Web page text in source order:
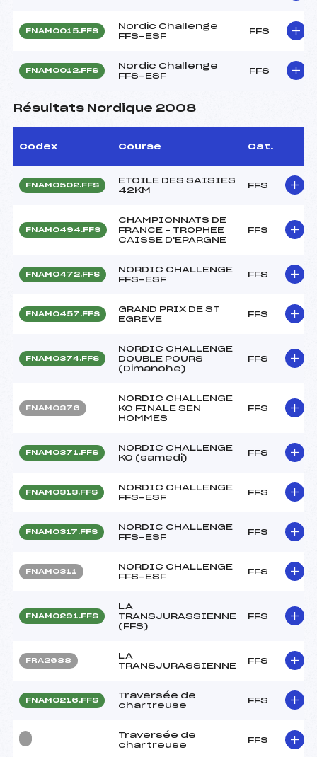
FNAM0015.FFS
Nordic Challenge
FFS-ESF
FFS
FNAM0012.FFS
Nordic Challenge
FFS-ESF
FFS
Résultats Nordique 2008
Codex Course Cat.
FNAM0502.FFS
ETOILE DES SAISIES
42KM
FFS
FNAM0494.FFS
CHAMPIONNATS DE
FRANCE – TROPHEE
CAISSE D'EPARGNE
FFS
FNAM0472.FFS
NORDIC CHALLENGE
FFS-ESF
FFS
FNAM0457.FFS
GRAND PRIX DE ST
EGREVE
FFS
FNAM0374.FFS
NORDIC CHALLENGE
DOUBLE POURS
(Dimanche)
FFS
FNAM0376
NORDIC CHALLENGE
KO FINALE SEN
HOMMES
FFS
FNAM0371.FFS
NORDIC CHALLENGE
KO (samedi)
FFS
FNAM0313.FFS
NORDIC CHALLENGE
FFS-ESF
FFS
FNAM0317.FFS
NORDIC CHALLENGE
FFS-ESF
FFS
FNAM0311
NORDIC CHALLENGE
FFS-ESF
FFS
FNAM0291.FFS
LA
TRANSJURASSIENNE
(FFS)
FFS
FRA2688
LA
TRANSJURASSIENNE
FFS
FNAM0216.FFS
Traversée de
chartreuse
FFS
Traversée de
chartreuse
FFS